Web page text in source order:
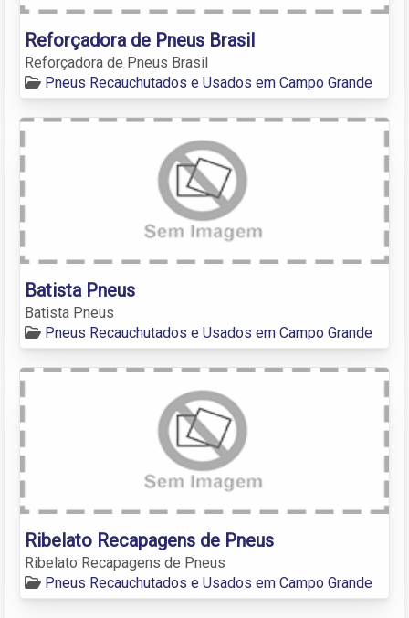
Reforçadora de Pneus Brasil
Reforçadora de Pneus Brasil
Pneus Recauchutados e Usados em Campo Grande
Batista Pneus
Batista Pneus
Pneus Recauchutados e Usados em Campo Grande
Ribelato Recapagens de Pneus
Ribelato Recapagens de Pneus
Pneus Recauchutados e Usados em Campo Grande